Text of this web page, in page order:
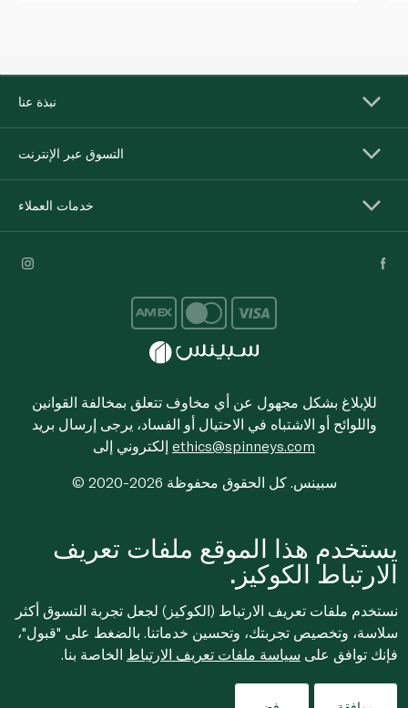
نبذة عنا
التسوق عبر الإنترنت
خدمات العملاء
للإبلاغ بشكل مجهول عن أي مخاوف تتعلق بمخالفة القوانين
واللوائح أو الاشتباه في الاحتيال أو الفساد، يرجى إرسال بريد
ethics@spinneys.com
© 2020-2026 سبينس. كل الحقوق محفوظة
يستخدم هذا الموقع ملفات تعريف
الارتباط الكوكيز.
نستخدم ملفات تعريف الارتباط (الكوكيز) لجعل تجربة التسوق أكثر
سلاسة، وتخصيص تجربتك، وتحسين خدماتنا. بالضغط على "قبول"،
فإنك توافق على سياسة ملفات تعريف الارتباط الخاصة بنا.